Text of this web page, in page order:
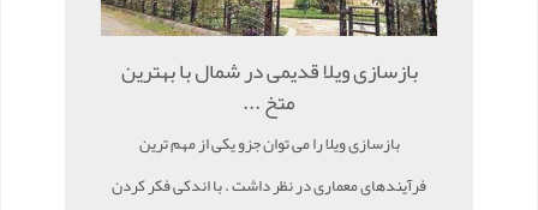
بازسازی ویلا قدیمی در شمال با بهترین
متخ ...
بازسازی ویلا را می توان جزو یکی از مهم ترین
فرآیندهای معماری در نظر داشت . با اندکی فکر کردن